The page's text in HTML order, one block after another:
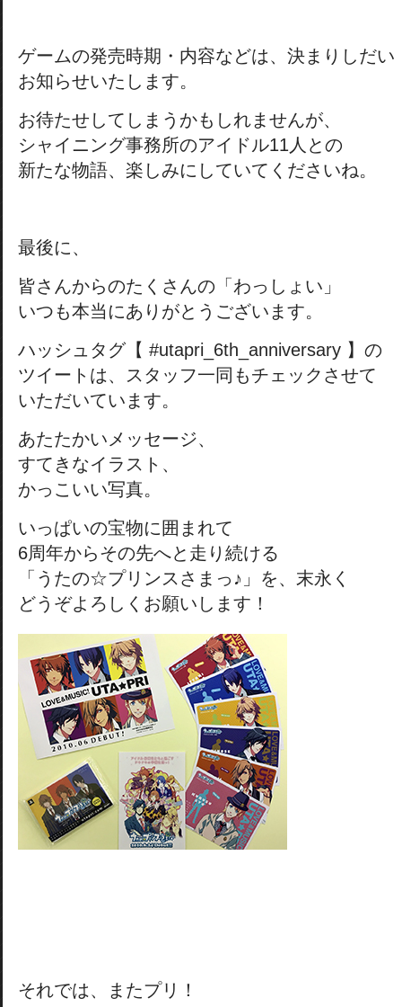
ゲームの発売時期・内容などは、決まりしだい
お知らせいたします。
お待たせしてしまうかもしれませんが、
シャイニング事務所のアイドル11人との
新たな物語、楽しみにしていてくださいね。
最後に、
皆さんからのたくさんの「わっしょい」
いつも本当にありがとうございます。
ハッシュタグ【 #utapri_6th_anniversary 】の
ツイートは、スタッフ一同もチェックさせて
いただいています。
あたたかいメッセージ、
すてきなイラスト、
かっこいい写真。
いっぱいの宝物に囲まれて
6周年からその先へと走り続ける
「うたの☆プリンスさまっ♪」を、末永く
どうぞよろしくお願いします！
それでは、またプリ！